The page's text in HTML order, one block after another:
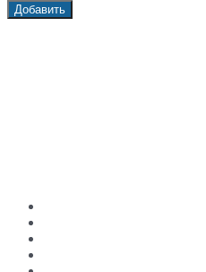
Добавить